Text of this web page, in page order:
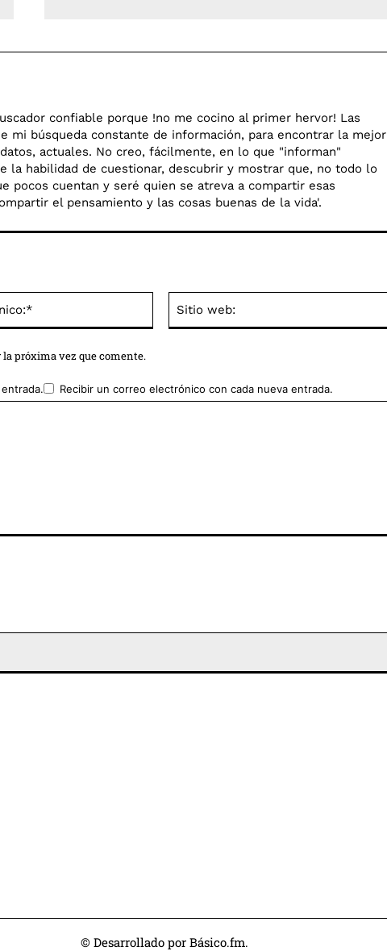
confiable porque !no me cocino al primer hervor! Las
mi búsqueda constante de información, para encontrar la mejor
actuales. No creo, fácilmente, en lo que "informan"
la habilidad de cuestionar, descubrir y mostrar que, no todo lo
pocos cuentan y seré quien se atreva a compartir esas
el pensamiento y las cosas buenas de la vida'.
electrónico:*
próxima vez que comente.
Recibir un correo electrónico con cada nueva entrada.
© Desarrollado por Básico.fm.